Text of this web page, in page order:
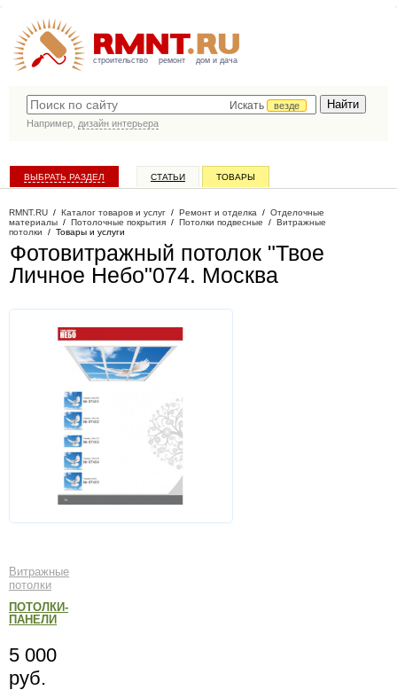
строительство ремонт дом и дача
Искать
везде
Например, дизайн интерьера
ВЫБРАТЬ РАЗДЕЛ СТАТЬИ ТОВАРЫ
RMNT.RU / Каталог товаров и услуг / Ремонт и отделка / Отделочные
материалы / Потолочные покрытия / Потолки подвесные / Витражные
потолки / Товары и услуги
Фотовитражный потолок "Твое
Личное Небо"074. Москва
Витражные
потолки
ПОТОЛКИ-
ПАНЕЛИ
5 000
руб.